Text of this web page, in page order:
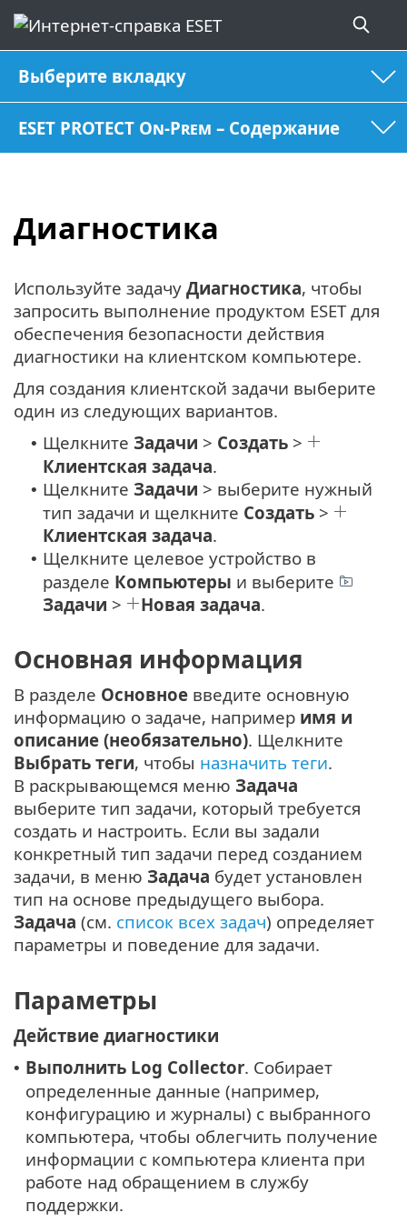
Выберите вкладку
ESET PROTECT On-Prem – Содержание
Диагностика
Используйте задачу Диагностика, чтобы
запросить выполнение продуктом ESET для
обеспечения безопасности действия
диагностики на клиентском компьютере.
Для создания клиентской задачи выберите
один из следующих вариантов.
• Щелкните Задачи > Создать >
Клиентская задача.
• Щелкните Задачи > выберите нужный
тип задачи и щелкните Создать >
Клиентская задача.
• Щелкните целевое устройство в
разделе Компьютеры и выберите
Задачи > Новая задача.
Основная информация
В разделе Основное введите основную
информацию о задаче, например имя и
описание (необязательно). Щелкните
Выбрать теги, чтобы назначить теги.
В раскрывающемся меню Задача
выберите тип задачи, который требуется
создать и настроить. Если вы задали
конкретный тип задачи перед созданием
задачи, в меню Задача будет установлен
тип на основе предыдущего выбора.
Задача (см. список всех задач) определяет
параметры и поведение для задачи.
Параметры
Действие диагностики
• Выполнить Log Collector. Собирает
определенные данные (например,
конфигурацию и журналы) с выбранного
компьютера, чтобы облегчить получение
информации с компьютера клиента при
работе над обращением в службу
поддержки.